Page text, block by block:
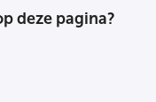
deze pagina?